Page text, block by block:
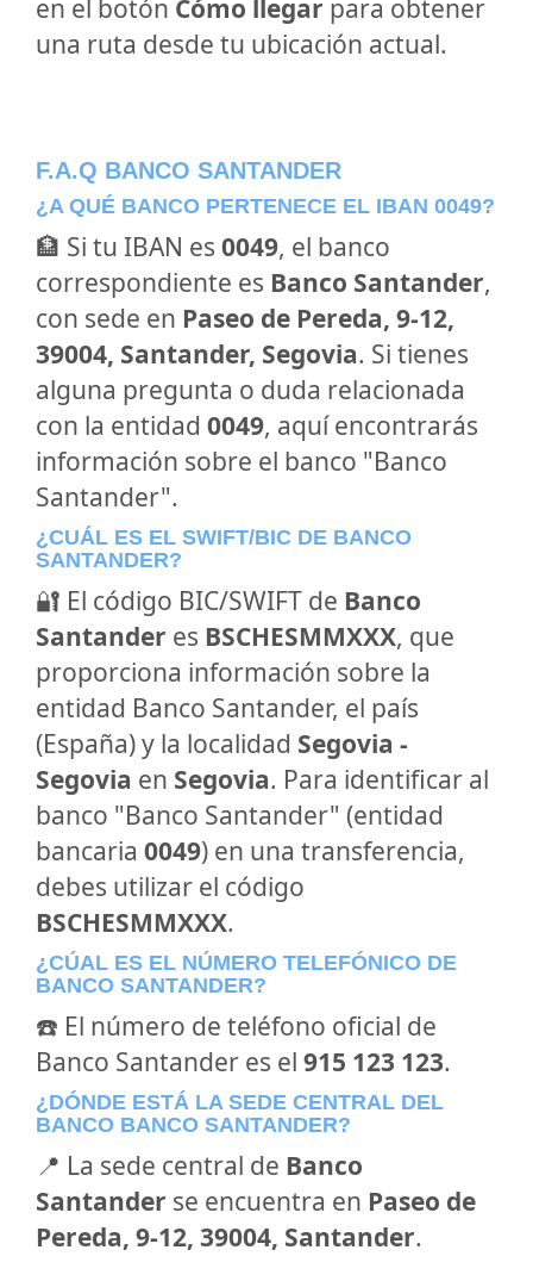
en el botón Cómo llegar para obtener
una ruta desde tu ubicación actual.
F.A.Q BANCO SANTANDER
¿A QUÉ BANCO PERTENECE EL IBAN 0049?
🏦 Si tu IBAN es 0049, el banco
correspondiente es Banco Santander,
con sede en Paseo de Pereda, 9-12,
39004, Santander, Segovia. Si tienes
alguna pregunta o duda relacionada
con la entidad 0049, aquí encontrarás
información sobre el banco "Banco
Santander".
¿CUÁL ES EL SWIFT/BIC DE BANCO
SANTANDER?
🔐 El código BIC/SWIFT de Banco
Santander es BSCHESMMXXX, que
proporciona información sobre la
entidad Banco Santander, el país
(España) y la localidad Segovia -
Segovia en Segovia. Para identificar al
banco "Banco Santander" (entidad
bancaria 0049) en una transferencia,
debes utilizar el código
BSCHESMMXXX.
¿CÚAL ES EL NÚMERO TELEFÓNICO DE
BANCO SANTANDER?
☎️ El número de teléfono oficial de
Banco Santander es el 915 123 123.
¿DÓNDE ESTÁ LA SEDE CENTRAL DEL
BANCO BANCO SANTANDER?
📍 La sede central de Banco
Santander se encuentra en Paseo de
Pereda, 9-12, 39004, Santander.